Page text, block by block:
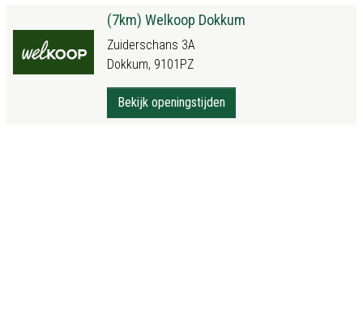
(7km) Welkoop Dokkum
Zuiderschans 3A
Dokkum, 9101PZ
Bekijk openingstijden